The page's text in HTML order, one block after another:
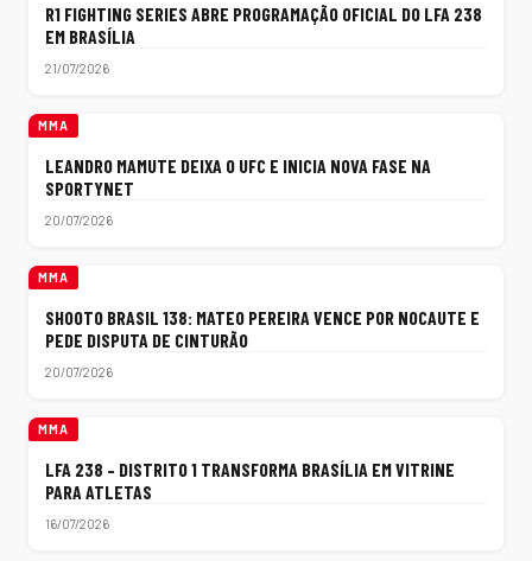
R1 FIGHTING SERIES ABRE PROGRAMAÇÃO OFICIAL DO LFA 238
EM BRASÍLIA
21/07/2026
MMA
LEANDRO MAMUTE DEIXA O UFC E INICIA NOVA FASE NA
SPORTYNET
20/07/2026
MMA
SHOOTO BRASIL 138: MATEO PEREIRA VENCE POR NOCAUTE E
PEDE DISPUTA DE CINTURÃO
20/07/2026
MMA
LFA 238 – DISTRITO 1 TRANSFORMA BRASÍLIA EM VITRINE
PARA ATLETAS
16/07/2026